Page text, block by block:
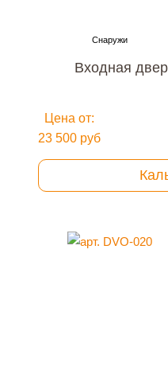
Входная
Цена от:
23 500 руб